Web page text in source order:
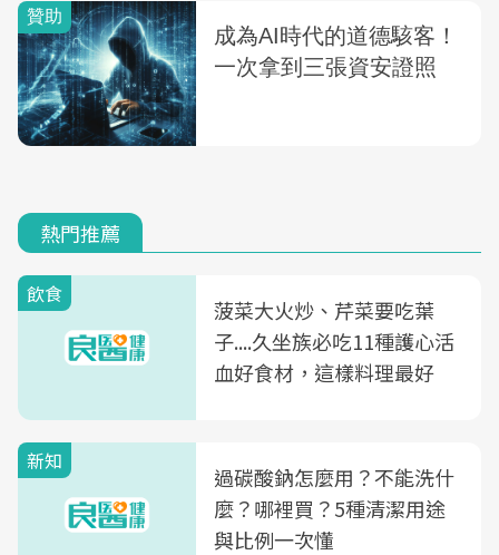
熱門推薦
飲食
菠菜大火炒、芹菜要吃葉
子....久坐族必吃11種護心活
血好食材，這樣料理最好
新知
過碳酸鈉怎麼用？不能洗什
麼？哪裡買？5種清潔用途
與比例一次懂